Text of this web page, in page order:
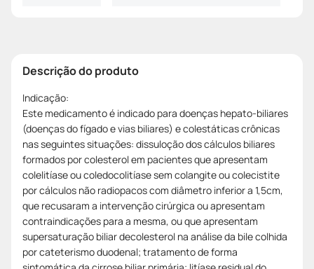
Descrição do produto
Indicação:
Este medicamento é indicado para doenças hepato-biliares
(doenças do fígado e vias biliares) e colestáticas crônicas
nas seguintes situações: dissuloção dos cálculos biliares
formados por colesterol em pacientes que apresentam
colelitíase ou coledocolitíase sem colangite ou colecistite
por cálculos não radiopacos com diâmetro inferior a 1,5cm,
que recusaram a intervenção cirúrgica ou apresentam
contraindicações para a mesma, ou que apresentam
supersaturação biliar decolesterol na análise da bile colhida
por cateterismo duodenal; tratamento de forma